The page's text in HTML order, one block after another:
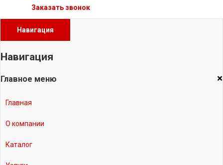
Заказать звонок
Навигация
Навигация
×
Главное меню
Главная
О компании
Каталог